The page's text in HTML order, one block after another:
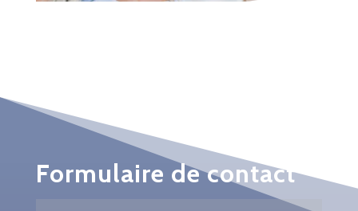
Formulaire de contact